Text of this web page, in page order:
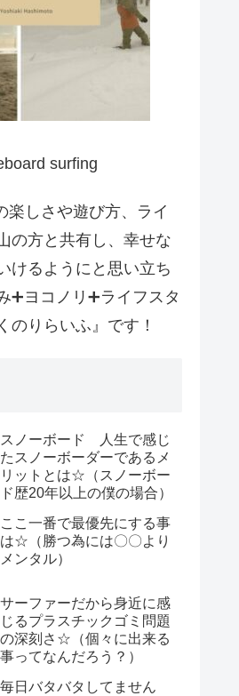
surfing
楽しさや遊び方、ライ
の方と共有し、幸せな
けるようにと思い立ち
➕ヨコノリ➕ライフスタ
のりらいふ』です！
スノーボード 人生で感じ
たスノーボーダーであるメ
リットとは☆（スノーボー
ド歴20年以上の僕の場合）
ここ一番で最優先にする事
は☆（勝つ為には〇〇より
メンタル）
サーファーだから身近に感
じるプラスチックゴミ問題
の深刻さ☆（個々に出来る
事ってなんだろう？）
毎日バタバタしてません